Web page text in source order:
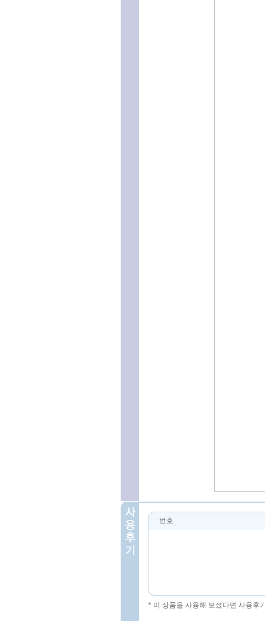
번호
* 이 상품을 사용해 보셨다면 사용후